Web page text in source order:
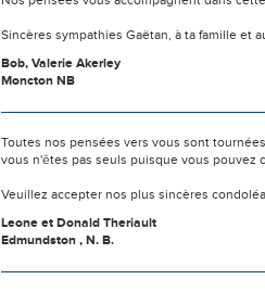
Sincères sympathies Gaëtan, à ta famille et
Bob, Valerie Akerley
Moncton NB
Toutes nos pensées vers vous sont
vous n'êtes pas seuls puisque vous pouvez
Veuillez accepter nos plus sincères
Leone et Donald Theriault
Edmundston , N. B.